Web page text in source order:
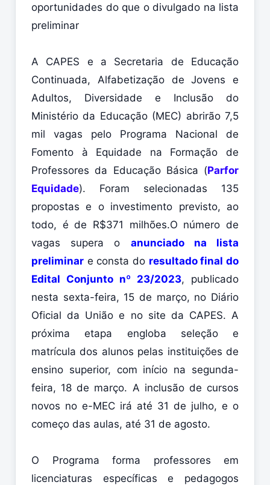
oportunidades do que o divulgado na lista
preliminar
A CAPES e a Secretaria de Educação
Continuada, Alfabetização de Jovens e
Adultos, Diversidade e Inclusão do
Ministério da Educação (MEC) abrirão 7,5
mil vagas pelo Programa Nacional de
Fomento à Equidade na Formação de
Professores da Educação Básica (Parfor
Equidade). Foram selecionadas 135
propostas e o investimento previsto, ao
todo, é de R$371 milhões.O número de
vagas supera o anunciado na lista
preliminar e consta do resultado final do
Edital Conjunto nº 23/2023, publicado
nesta sexta-feira, 15 de março, no Diário
Oficial da União e no site da CAPES. A
próxima etapa engloba seleção e
matrícula dos alunos pelas instituições de
ensino superior, com início na segunda-
feira, 18 de março. A inclusão de cursos
novos no e-MEC irá até 31 de julho, e o
começo das aulas, até 31 de agosto.
O Programa forma professores em
licenciaturas específicas e pedagogos